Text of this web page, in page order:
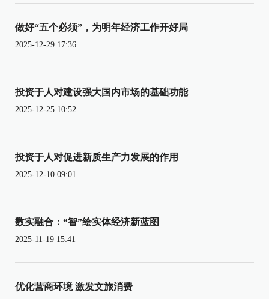
做好“五个必须”，为明年经济工作开好局
2025-12-29 17:36
投资于人对建设强大国内市场的基础功能
2025-12-25 10:52
投资于人对促进新质生产力发展的作用
2025-12-10 09:01
数实融合：“智”绘实体经济新蓝图
2025-11-19 15:41
优化营商环境 激发文旅消费